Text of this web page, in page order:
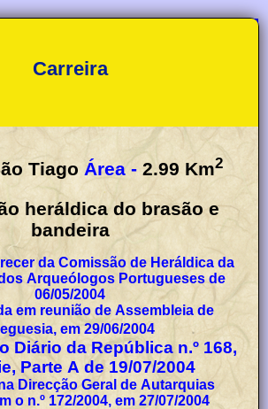
Carreira
Tiago Área - 2.99 Km2
e
bandeira
da Comissão de Heráldica da
Arqueólogos Portugueses de
06/05/2004
em reunião de Assembleia de
em 29/06/2004
Diário da República n.º 168,
Parte A de 19/07/2004
Direcção Geral de Autarquias
o n.º 172/2004, em 27/07/2004